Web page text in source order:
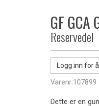
GF
Reservedel
Logg inn for
Varenr:107899
Dette er en